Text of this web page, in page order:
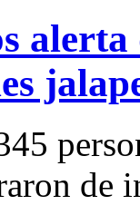
alerta
de